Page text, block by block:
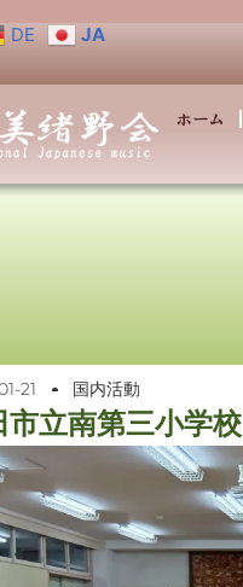
ホーム
21 国内活動
市立南第三小学校
DE JA